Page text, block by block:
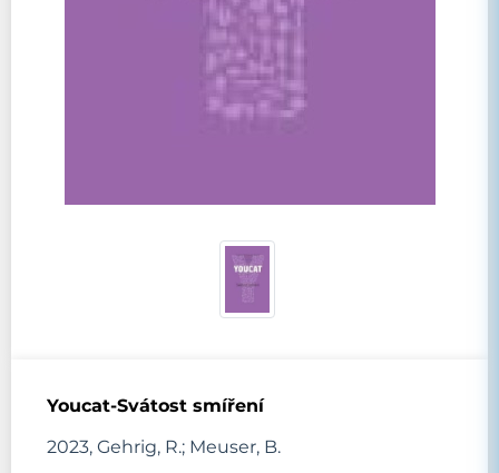
Youcat-Svátost smíření
2023, Gehrig, R.; Meuser, B.